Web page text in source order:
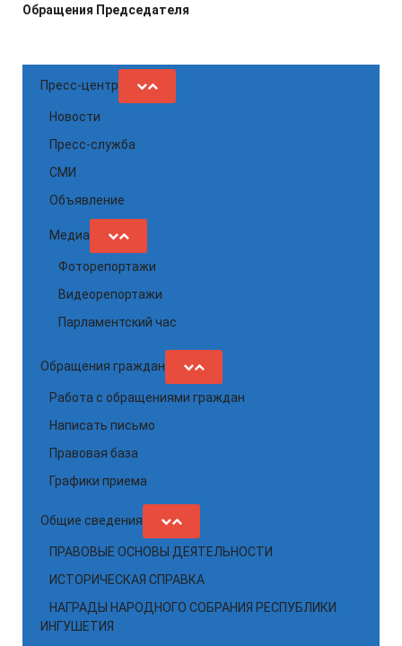
Обращения Председателя
Пресс-центр
Новости
Пресс-служба
СМИ
Объявление
Медиа
Фоторепортажи
Видеорепортажи
Парламентский час
Обращения граждан
Работа с обращениями граждан
Написать письмо
Правовая база
Графики приема
Общие сведения
ПРАВОВЫЕ ОСНОВЫ ДЕЯТЕЛЬНОСТИ
ИСТОРИЧЕСКАЯ СПРАВКА
НАГРАДЫ НАРОДНОГО СОБРАНИЯ РЕСПУБЛИКИ
ИНГУШЕТИЯ